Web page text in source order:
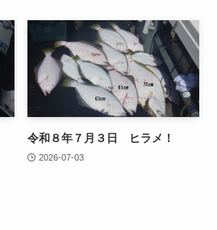
令和８年７月３日 ヒラメ！
2026-07-03